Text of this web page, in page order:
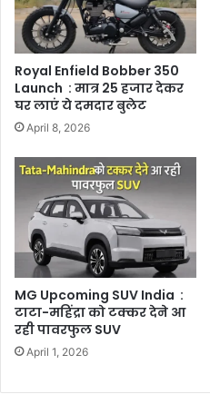
Royal Enfield Bobber 350
Launch : मात्र 25 हजार देकर
घर लाएं ये दमदार बुलेट
April 8, 2026
MG Upcoming SUV India :
टाटा-महिंद्रा को टक्कर देने आ
रही पावरफुल SUV
April 1, 2026